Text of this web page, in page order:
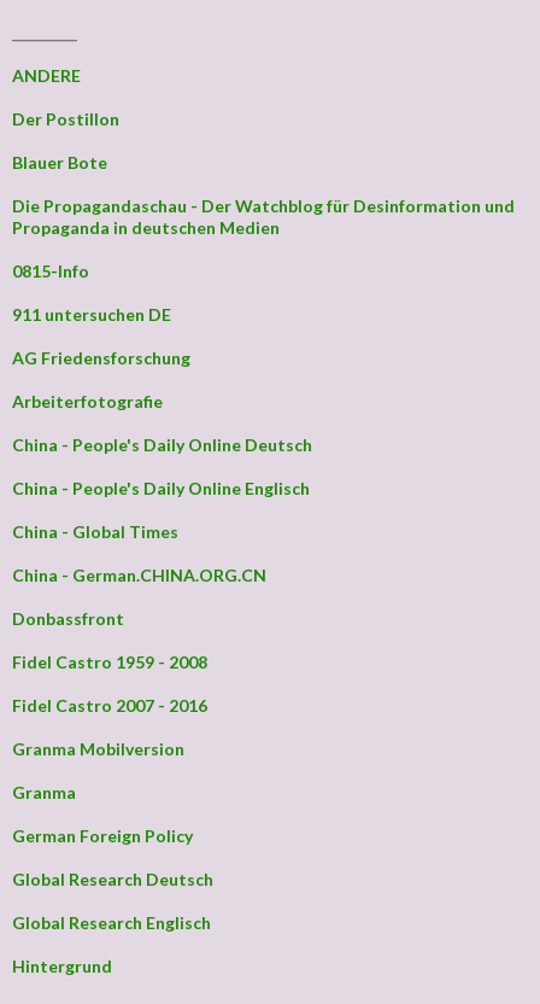
ANDERE
Der Postillon
Blauer Bote
Die Propagandaschau - Der Watchblog für Desinformation und
Propaganda in deutschen Medien
0815-Info
911 untersuchen DE
AG Friedensforschung
Arbeiterfotografie
China - People's Daily Online Deutsch
China - People's Daily Online Englisch
China - Global Times
China - German.CHINA.ORG.CN
Donbassfront
Fidel Castro 1959 - 2008
Fidel Castro 2007 - 2016
Granma Mobilversion
Granma
German Foreign Policy
Global Research Deutsch
Global Research Englisch
Hintergrund